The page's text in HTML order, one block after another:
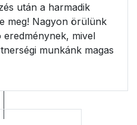
után a harmadik
meg! Nagyon örülünk
eredménynek, mivel
munkánk magas